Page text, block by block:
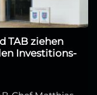
TAB ziehen
Investitions-